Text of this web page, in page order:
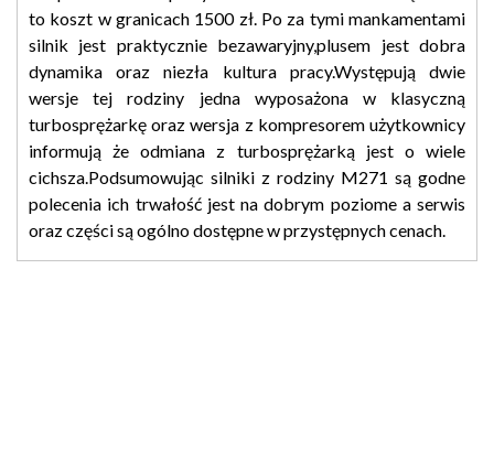
to koszt w granicach 1500 zł. Po za tymi mankamentami
silnik jest praktycznie bezawaryjny,plusem jest dobra
dynamika oraz niezła kultura pracy.Występują dwie
wersje tej rodziny jedna wyposażona w klasyczną
turbosprężarkę oraz wersja z kompresorem użytkownicy
informują że odmiana z turbosprężarką jest o wiele
cichsza.Podsumowując silniki z rodziny M271 są godne
polecenia ich trwałość jest na dobrym poziome a serwis
oraz części są ogólno dostępne w przystępnych cenach.